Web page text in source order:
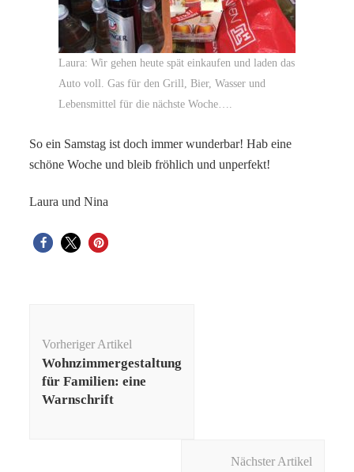
Laura: Wir gehen heute spät einkaufen und laden das
Auto voll. Gas für den Grill, Bier, Wasser und
Lebensmittel für die nächste Woche….
So ein Samstag ist doch immer wunderbar! Hab eine
schöne Woche und bleib fröhlich und unperfekt!
Laura und Nina
Vorheriger Artikel
Wohnzimmergestaltung
für Familien: eine
Warnschrift
Nächster Artikel